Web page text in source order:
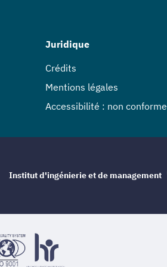
Juridique
Crédits
Mentions légales
Accessibilité : non conforme
Institut d'ingénierie et de management